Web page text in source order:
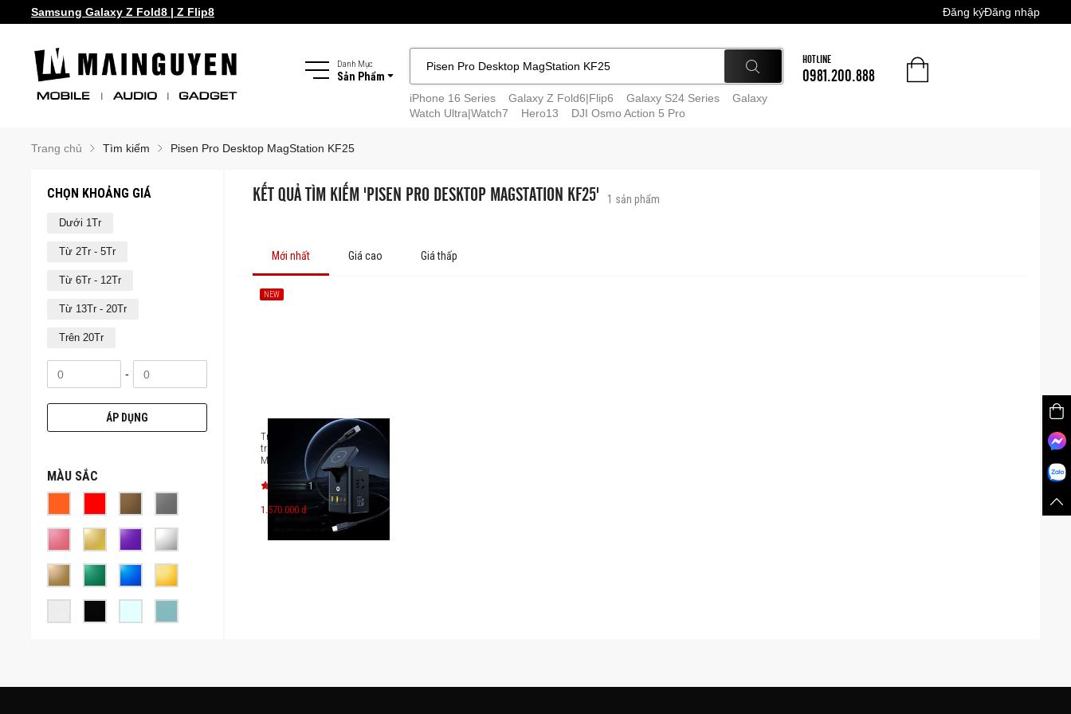
Samsung Galaxy Z Fold8 | Z Flip8 Đăng kýĐăng nhập
Danh Mục
Sản Phẩm
iPhone 16 Series
Galaxy Z Fold6|Flip6 Galaxy S24 Series
Galaxy
Watch Ultra|Watch7
Hero13 DJI Osmo Action 5 Pro
HOTLINE
0981.200.888
Trang chủ Tìm kiếm Pisen Pro Desktop MagStation KF25
CHỌN KHOẢNG GIÁ
Dưới 1Tr
Từ 2Tr - 5Tr
Từ 6Tr - 12Tr
Từ 13Tr - 20Tr
Trên 20Tr
-
ÁP DỤNG
MÀU SẮC
KẾT QUẢ TÌM KIẾM 'PISEN PRO DESKTOP MAGSTATION KF25' 1 sản phẩm
Mới nhất Giá cao Giá thấp
NEW
Trạm sạc để bàn đa năng 4
trong 1 Pisen Pro Desktop
MagStation KF25
1
1.570.000 đ